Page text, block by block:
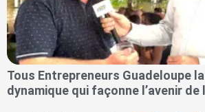
Tous Entrepreneurs Guadeloupe
dynamique qui façonne l’avenir de